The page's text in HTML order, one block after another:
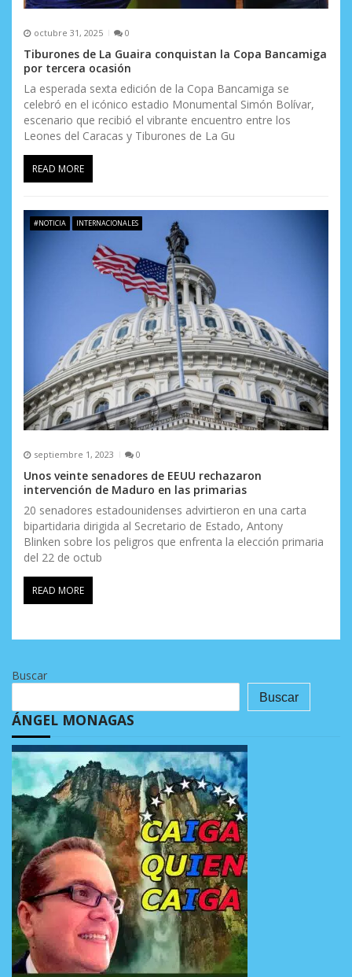
octubre 31, 2025 0
Tiburones de La Guaira conquistan la Copa Bancamiga
por tercera ocasión
La esperada sexta edición de la Copa Bancamiga se
celebró en el icónico estadio Monumental Simón Bolívar,
escenario que recibió el vibrante encuentro entre los
Leones del Caracas y Tiburones de La Gu
READ MORE
#NOTICIA INTERNACIONALES
septiembre 1, 2023 0
Unos veinte senadores de EEUU rechazaron
intervención de Maduro en las primarias
20 senadores estadounidenses advirtieron en una carta
bipartidaria dirigida al Secretario de Estado, Antony
Blinken sobre los peligros que enfrenta la elección primaria
del 22 de octub
READ MORE
Buscar
Buscar
ÁNGEL MONAGAS